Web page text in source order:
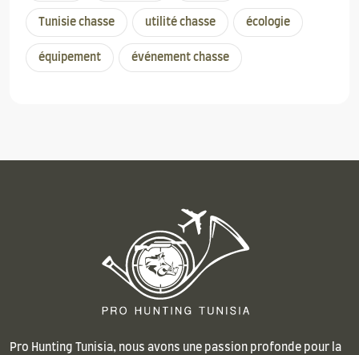
Tunisie chasse utilité chasse écologie
équipement événement chasse
Pro Hunting Tunisia, nous avons une passion profonde pour la